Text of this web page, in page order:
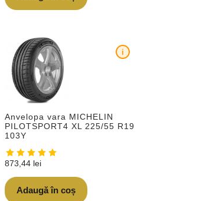
Anvelopa vara MICHELIN
PILOTSPORT4 XL 225/55 R19
103Y
i
873,44 lei
Adaugă în coș